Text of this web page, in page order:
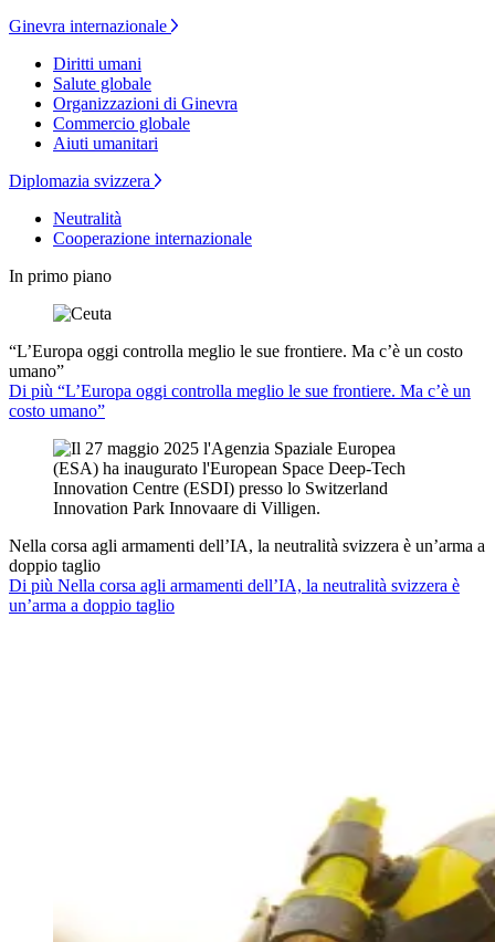
Ginevra internazionale
Diritti umani
Salute globale
Organizzazioni di Ginevra
Commercio globale
Aiuti umanitari
Diplomazia svizzera
Neutralità
Cooperazione internazionale
In primo piano
“L’Europa oggi controlla meglio le sue frontiere. Ma c’è un costo
umano”
Di più “L’Europa oggi controlla meglio le sue frontiere. Ma c’è un
costo umano”
Nella corsa agli armamenti dell’IA, la neutralità svizzera è un’arma a
doppio taglio
Di più Nella corsa agli armamenti dell’IA, la neutralità svizzera è
un’arma a doppio taglio